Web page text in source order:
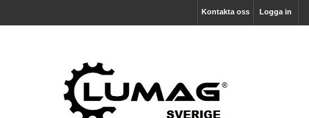
Logga in
Kontakta oss